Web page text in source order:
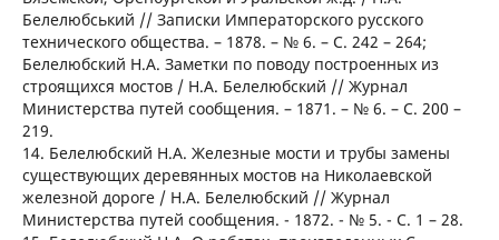
Белелюбський // Записки Императорского русского
технического общества. – 1878. – № 6. – С. 242 – 264;
Белелюбский Н.А. Заметки по поводу построенных из
строящихся мостов / Н.А. Белелюбский // Журнал
Министерства путей сообщения. – 1871. – № 6. – С. 200 –
219.
14. Белелюбский Н.А. Железные мости и трубы замены
существующих деревянных мостов на Николаевской
железной дороге / Н.А. Белелюбский // Журнал
Министерства путей сообщения. - 1872. - № 5. - С. 1 – 28.